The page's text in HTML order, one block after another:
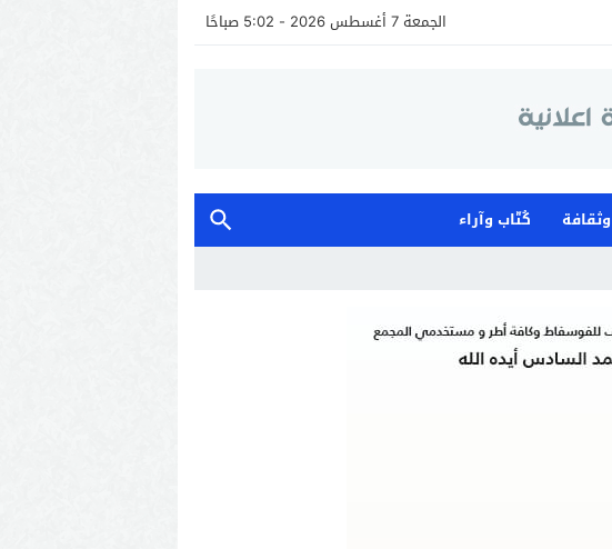
الجمعة 7 أغسطس 2026 - 5:02 صباحًا
كُتّاب وآراء